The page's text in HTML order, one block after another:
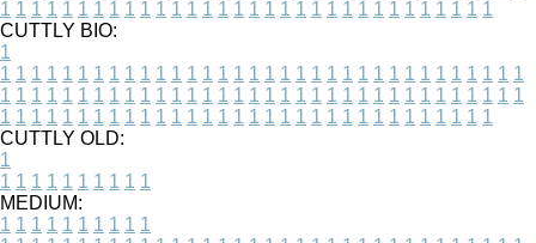
1 1 1 1 1 1 1 1 1 1 1 1 1 1 1 1 1 1 1 1 1 1 1 1 1 1 1 1 1 1 1 1
CUTTLY BIO:
1
1 1 1 1 1 1 1 1 1 1 1 1 1 1 1 1 1 1 1 1 1 1 1 1 1 1 1 1 1 1 1 1 1 1
1 1 1 1 1 1 1 1 1 1 1 1 1 1 1 1 1 1 1 1 1 1 1 1 1 1 1 1 1 1 1 1 1 1
1 1 1 1 1 1 1 1 1 1 1 1 1 1 1 1 1 1 1 1 1 1 1 1 1 1 1 1 1 1 1 1
CUTTLY OLD:
1
1 1 1 1 1 1 1 1 1 1
MEDIUM:
1 1 1 1 1 1 1 1 1 1